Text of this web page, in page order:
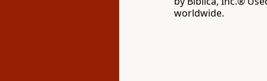
worldwide.